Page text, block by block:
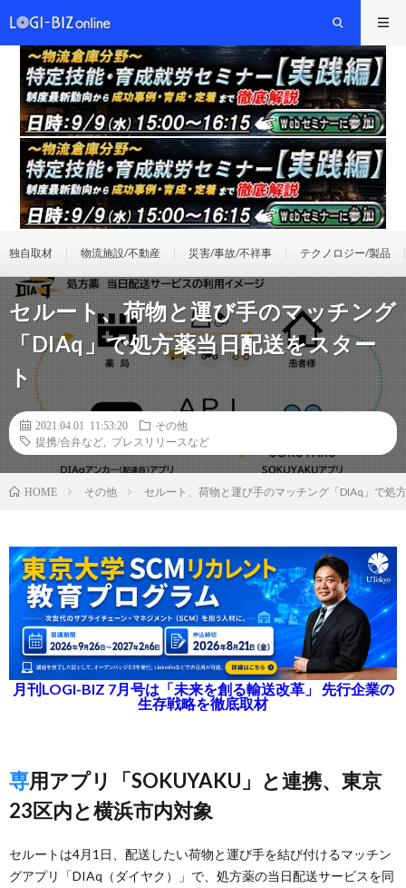
独自取材 物流施設/不動産 災害/事故/不祥事 テクノロジー/製品
セルート、荷物と運び手のマッチング
「DIAq」で処方薬当日配送をスター
ト
2021.04.01 11:53:20
その他
提携/合弁など
プレスリリースなど
HOME その他 セルート、荷物と運び手のマッチング「DIAq」で処
月刊LOGI-BIZ 7月号は「未来を創る輸送改革」 先行企業の
生存戦略を徹底取材
専用アプリ「SOKUYAKU」と連携、東京
23区内と横浜市内対象
セルートは4月1日、配送したい荷物と運び手を結び付けるマッチン
グアプリ「DIAq（ダイヤク）」で、処方薬の当日配送サービスを同